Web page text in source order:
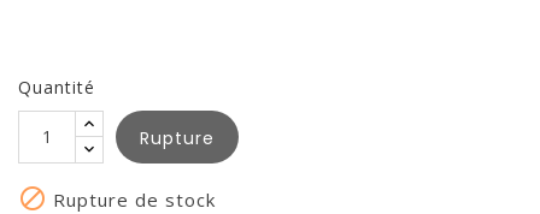
Quantité
Rupture
 Rupture de stock